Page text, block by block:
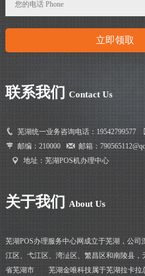
联系我们 Contact Us
芜湖统一业务咨询电话：19542799577
邮编：210000
邮箱：
地址：芜湖POS机办理中心
关于我们 About Us
芜湖POS办理服务中心网成立于芜湖，公
江区、弋江区、湾沚区、繁昌区和南陵县
省芜湖市 芜湖金唯科技属于芜湖拉卡拉